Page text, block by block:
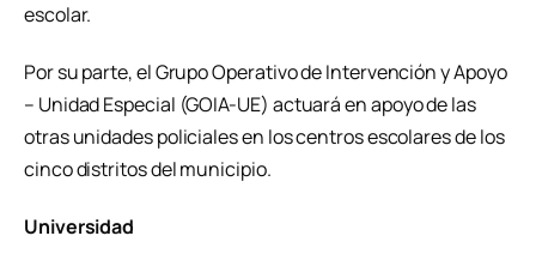
escolar.
Por su parte, el Grupo Operativo de Intervención y Apoyo
– Unidad Especial (GOIA-UE) actuará en apoyo de las
otras unidades policiales en los centros escolares de los
cinco distritos del municipio.
Universidad